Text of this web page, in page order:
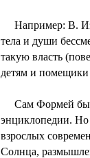
Например: В. Из
тела и души
такую власть
детям и помещики
Сам Формей был
энциклопедии. Но
взрослых
Солнца,